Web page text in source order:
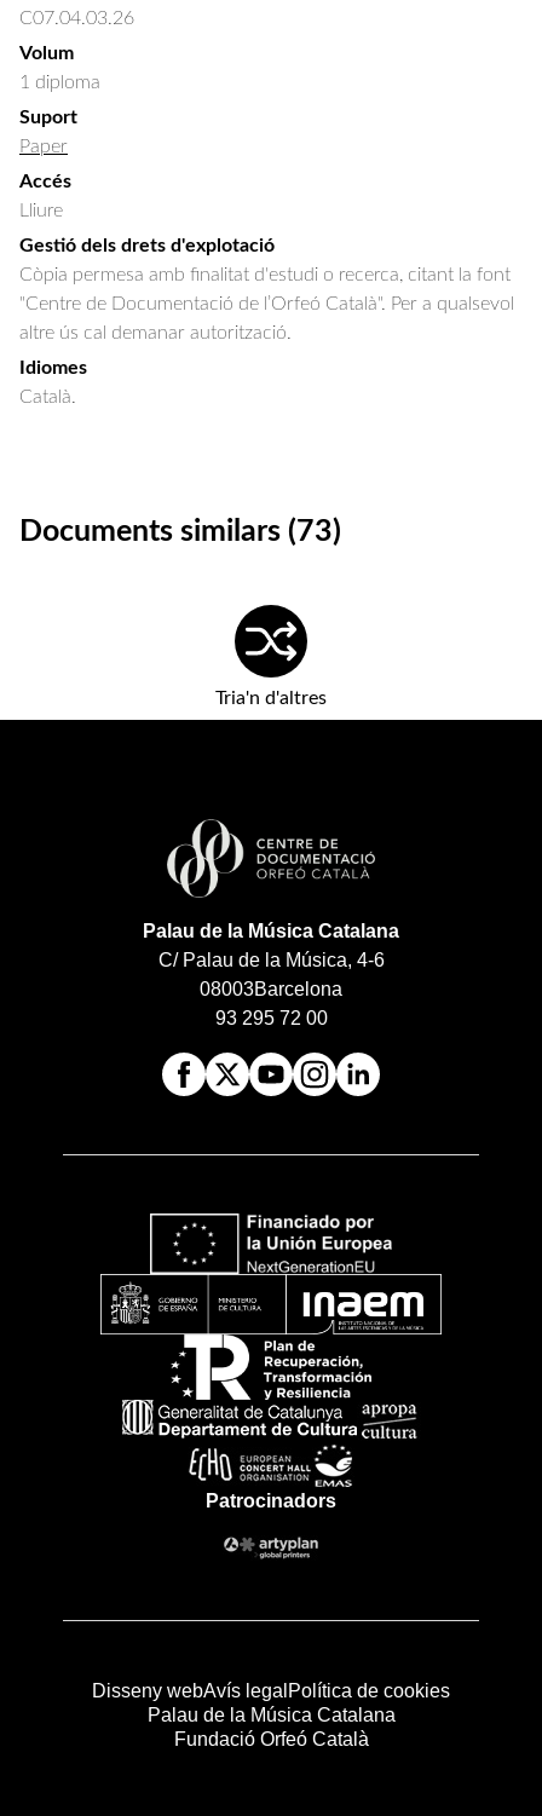
C07.04.03.26
Volum
1 diploma
Suport
Paper
Accés
Lliure
Gestió dels drets d'explotació
Còpia permesa amb finalitat d'estudi o recerca, citant la font
"Centre de Documentació de l’Orfeó Català". Per a qualsevol
altre ús cal demanar autorització.
Idiomes
Català.
Documents similars (73)
Tria'n d'altres
Palau de la Música Catalana
C/ Palau de la Música, 4-6
08003Barcelona
93 295 72 00
Patrocinadors
Disseny webAvís legal Política de cookies
Palau de la Música Catalana
Fundació Orfeó Català